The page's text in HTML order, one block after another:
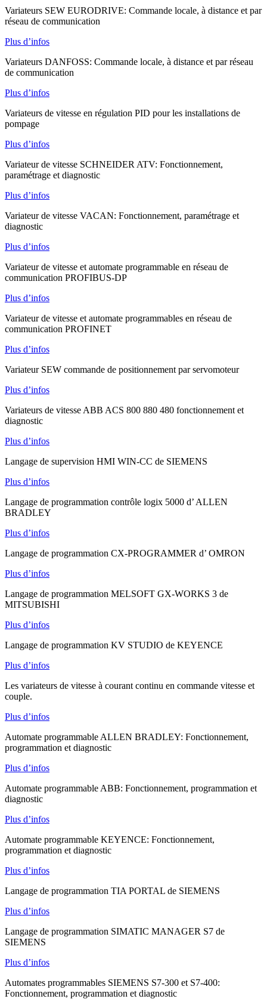
Variateurs SEW EURODRIVE: Commande locale, à distance et par
réseau de communication
Plus d’infos
Variateurs DANFOSS: Commande locale, à distance et par réseau
de communication
Plus d’infos
Variateurs de vitesse en régulation PID pour les installations de
pompage
Plus d’infos
Variateur de vitesse SCHNEIDER ATV: Fonctionnement,
paramétrage et diagnostic
Plus d’infos
Variateur de vitesse VACAN: Fonctionnement, paramétrage et
diagnostic
Plus d’infos
Variateur de vitesse et automate programmable en réseau de
communication PROFIBUS-DP
Plus d’infos
Variateur de vitesse et automate programmables en réseau de
communication PROFINET
Plus d’infos
Variateur SEW commande de positionnement par servomoteur
Plus d’infos
Variateurs de vitesse ABB ACS 800 880 480 fonctionnement et
diagnostic
Plus d’infos
Langage de supervision HMI WIN-CC de SIEMENS
Plus d’infos
Langage de programmation contrôle logix 5000 d’ ALLEN
BRADLEY
Plus d’infos
Langage de programmation CX-PROGRAMMER d’ OMRON
Plus d’infos
Langage de programmation MELSOFT GX-WORKS 3 de
MITSUBISHI
Plus d’infos
Langage de programmation KV STUDIO de KEYENCE
Plus d’infos
Les variateurs de vitesse à courant continu en commande vitesse et
couple.
Plus d’infos
Automate programmable ALLEN BRADLEY: Fonctionnement,
programmation et diagnostic
Plus d’infos
Automate programmable ABB: Fonctionnement, programmation et
diagnostic
Plus d’infos
Automate programmable KEYENCE: Fonctionnement,
programmation et diagnostic
Plus d’infos
Langage de programmation TIA PORTAL de SIEMENS
Plus d’infos
Langage de programmation SIMATIC MANAGER S7 de
SIEMENS
Plus d’infos
Automates programmables SIEMENS S7-300 et S7-400:
Fonctionnement, programmation et diagnostic